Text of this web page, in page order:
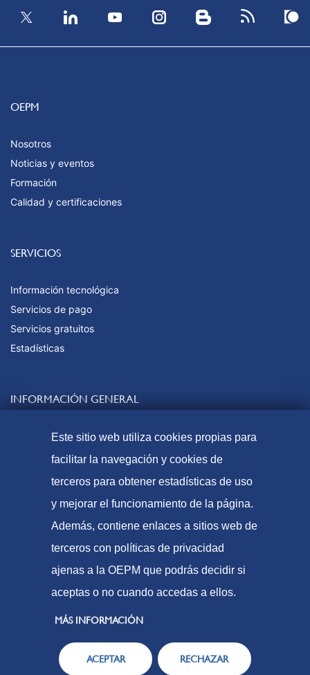
OEPM
Nosotros
Noticias y eventos
Formación
Calidad y certificaciones
SERVICIOS
Información tecnológica
Servicios de pago
Servicios gratuitos
Estadísticas
INFORMACIÓN GENERAL
Preguntas frecuentes
Tasas y precios públicos
Mapa web
© Oficina Española de Patentes y Marcas, 2023
Accesibilidad
Aviso Legal
Política de Cookies
Protección de datos
Este sitio web utiliza cookies propias para
facilitar la navegación y cookies de
terceros para obtener estadísticas de uso
y mejorar el funcionamiento de la página.
Además, contiene enlaces a sitios web de
terceros con políticas de privacidad
ajenas a la OEPM que podrás decidir si
aceptas o no cuando accedas a ellos.
MÁS INFORMACIÓN
ACEPTAR RECHAZAR